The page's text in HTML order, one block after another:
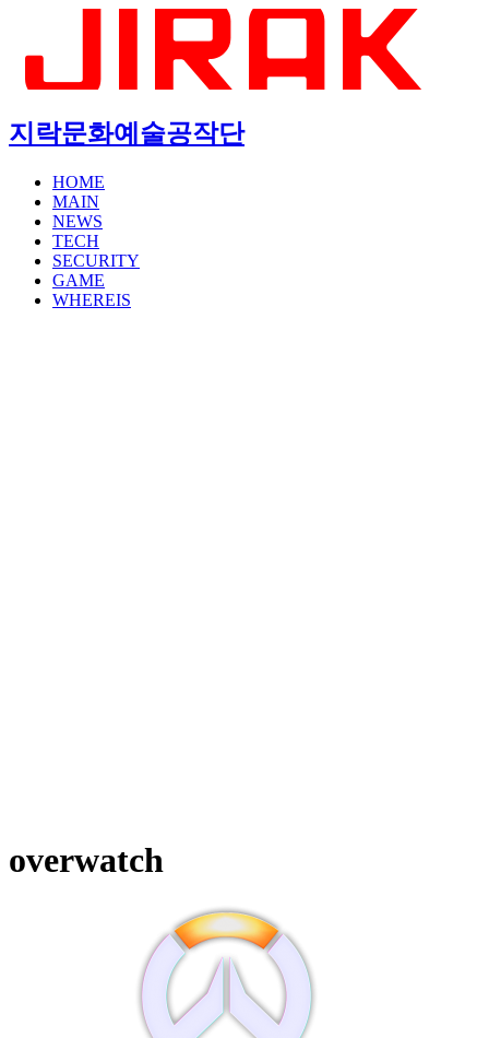
지락문화예술공작단
HOME
MAIN
NEWS
TECH
SECURITY
GAME
WHEREIS
overwatch